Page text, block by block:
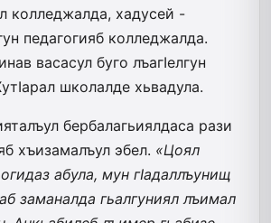
колледжалда, хадусей -
педагогияб колледжалда.
васасул буго лъагIелгун
школалде хьвадула.
бербалагьиялдаса рази
хъизамалъул эбел. «Цоял
абула, мун гIадаллъунищ
заманалда гьалгуниял лъимал